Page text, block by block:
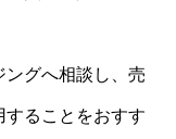
ングへ相談し、売
ることをおすす